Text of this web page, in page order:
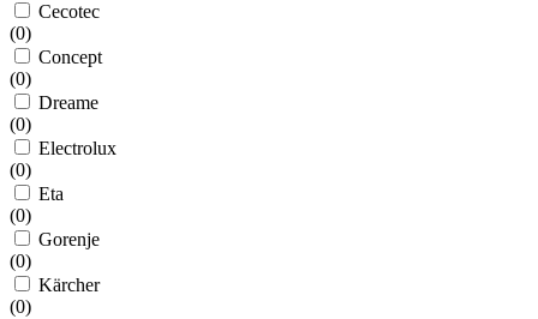
Cecotec
(0)
Concept
(0)
Dreame
(0)
Electrolux
(0)
Eta
(0)
Gorenje
(0)
Kärcher
(0)